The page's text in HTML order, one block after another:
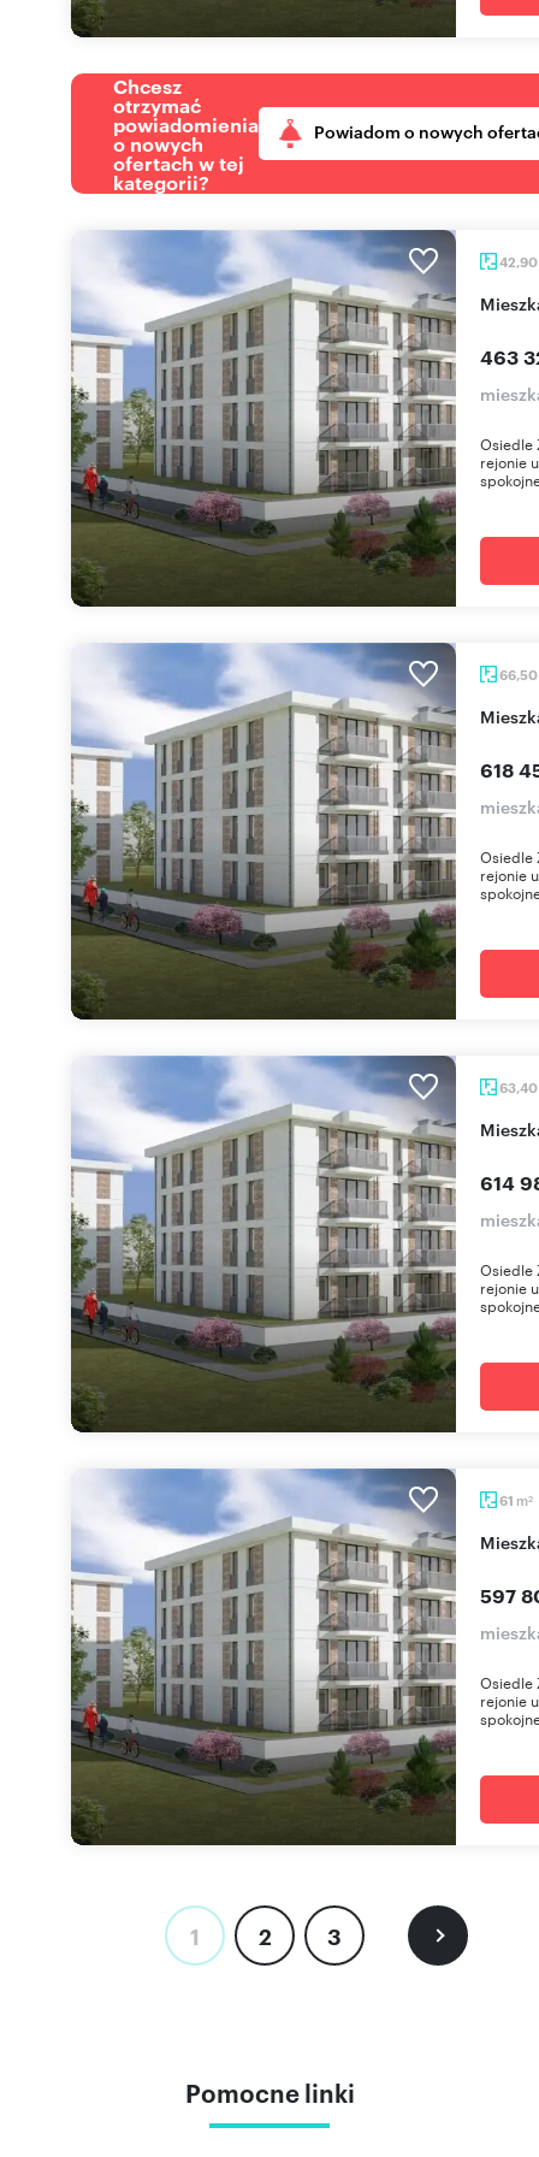
Chcesz
otrzymać
powiadomienia
o nowych
ofertach w tej
kategorii?
Powiadom o nowych
42,90
463
Osiedle
rejonie
66,50
618
Osiedle
rejonie
63,40
614
Osiedle
rejonie
61 m2
597
Osiedle
rejonie
1 2 3
Pomocne linki